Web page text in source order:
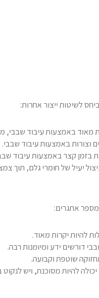
לשיטות ייצור אחרות:
מאוד באמצעות עיבוד שבבי,
וצורות באמצעות עיבוד שבבי.
בזמן קצר באמצעות עיבוד
יעיל של חומרי גלם, תוך
מספר אתגרים:
להיות יקרות מאוד.
דורשים ידע ומיומנות רבה.
שוטפת וקבועה.
להיות מסוכנת, ויש